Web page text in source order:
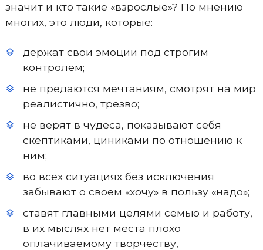
значит и кто такие «взрослые»? По мнению
многих, это люди, которые:
держат свои эмоции под строгим
контролем;
не предаются мечтаниям, смотрят на мир
реалистично, трезво;
не верят в чудеса, показывают себя
скептиками, циниками по отношению к
ним;
во всех ситуациях без исключения
забывают о своем «хочу» в пользу «надо»;
ставят главными целями семью и работу,
в их мыслях нет места плохо
оплачиваемому творчеству,